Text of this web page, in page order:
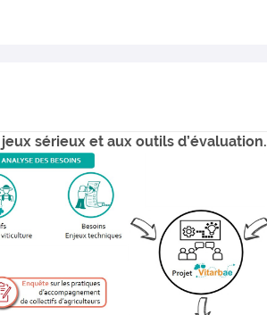
sérieux et aux outils d’évaluation.